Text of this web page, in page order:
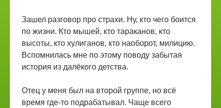
Зашел разговор про страхи. Ну, кто чего боится
по жизни. Кто мышей, кто тараканов, кто
высоты, кто хулиганов, кто наоборот, милицию.
Вспомнилась мне по этому поводу забытая
история из далёкого детства.
Отец у меня был на второй группе, но всё
время где-то подрабатывал. Чаще всего